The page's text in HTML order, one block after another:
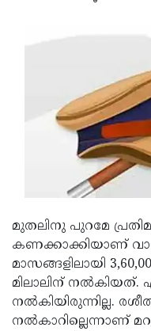
Election
മുതലിനു പുറമേ
കണക്കാക്കിയാണ്
മാസങ്ങളിലായി
മിലാലിന് നല്‍കിയത്.
നല്‍കിയിരുന്നില്ല.
നല്‍കാറില്ലെന്നാണ്